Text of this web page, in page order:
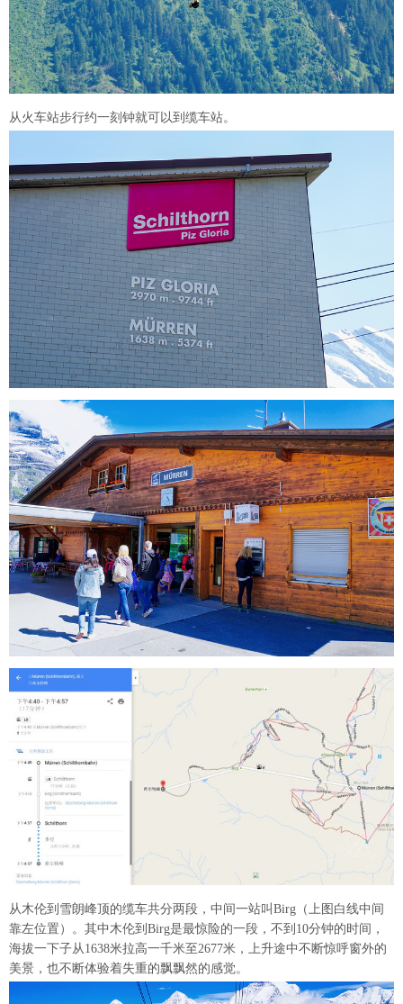
从火车站步行约一刻钟就可以到缆车站。
从木伦到雪朗峰顶的缆车共分两段，中间一站叫Birg（上图白线中间
靠左位置）。其中木伦到Birg是最惊险的一段，不到10分钟的时间，
海拔一下子从1638米拉高一千米至2677米，上升途中不断惊呼窗外的
美景，也不断体验着失重的飘飘然的感觉。